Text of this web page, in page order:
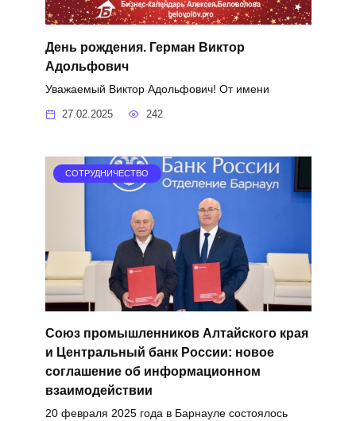
День рождения. Герман Виктор
Адольфович
Уважаемый Виктор Адольфович! От имени
27.02.2025 242
СОТРУДНИЧЕСТВО
Союз промышленников Алтайского края
и Центральный банк России: новое
соглашение об информационном
взаимодействии
20 февраля 2025 года в Барнауле состоялось